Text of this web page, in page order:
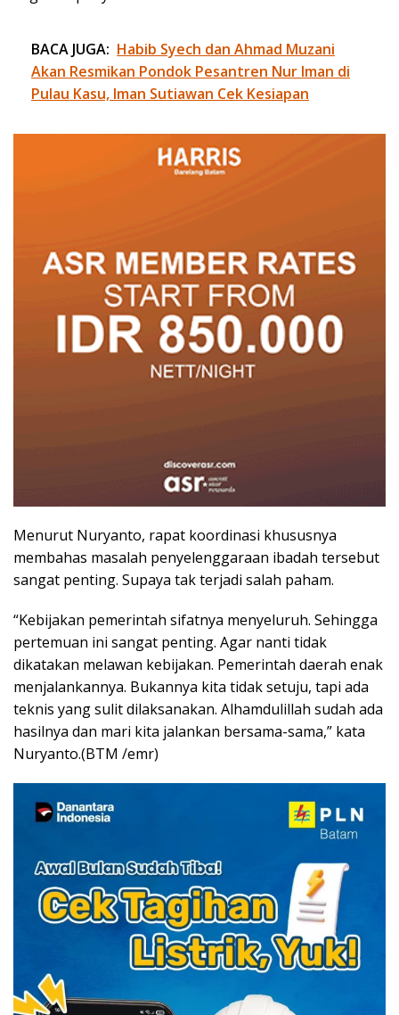
BACA JUGA: Habib Syech dan Ahmad Muzani
Akan Resmikan Pondok Pesantren Nur Iman di
Pulau Kasu, Iman Sutiawan Cek Kesiapan
Menurut Nuryanto, rapat koordinasi khususnya
membahas masalah penyelenggaraan ibadah tersebut
sangat penting. Supaya tak terjadi salah paham.
“Kebijakan pemerintah sifatnya menyeluruh. Sehingga
pertemuan ini sangat penting. Agar nanti tidak
dikatakan melawan kebijakan. Pemerintah daerah enak
menjalankannya. Bukannya kita tidak setuju, tapi ada
teknis yang sulit dilaksanakan. Alhamdulillah sudah ada
hasilnya dan mari kita jalankan bersama-sama,” kata
Nuryanto.(BTM /emr)